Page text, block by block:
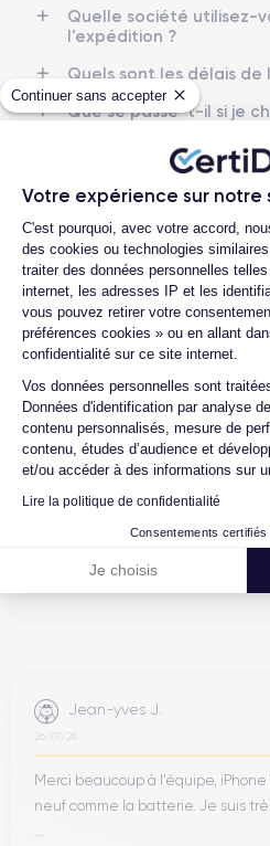
Continuer sans accepter
Votre expérience sur notre
Plateforme de
C'est pourquoi, avec votre accord,
des cookies ou technologies
traiter des données personnelles
internet, les adresses IP et les
vous pouvez retirer votre
préférences cookies » ou en allant
confidentialité sur ce site internet.
Vos données personnelles sont
Données d'identification par analyse
contenu personnalisés, mesure de
contenu, études d’audience et
et/ou accéder à des informations sur
Lire la politique de confidentialité
Consentements certifiés
Je choisis
Axeptio
4K - 3840x2160px
2658 mAh
Si vous souhaitez en savoir plus
smartphone, consulter la fiche
Quelle société utilisez-
l'expédition ?
Quels sont les délais de
Que se passe-t-il si je
Comment demander un
Comment contacter le
Avec
4.6/
Jean-yves J.
26/07/26
Merci beaucoup à l’équipe,
neuf comme la batterie. Je suis